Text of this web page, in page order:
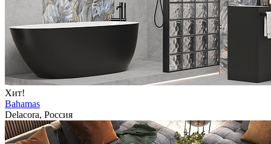
Хит!
Bahamas
Delacora, Россия